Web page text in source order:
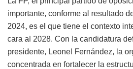
importante, conforme al resultado
2024, es el que tiene el contexto
cara al 2028. Con la candidatura
presidente, Leonel Fernández, la
concentrada en fortalecer la